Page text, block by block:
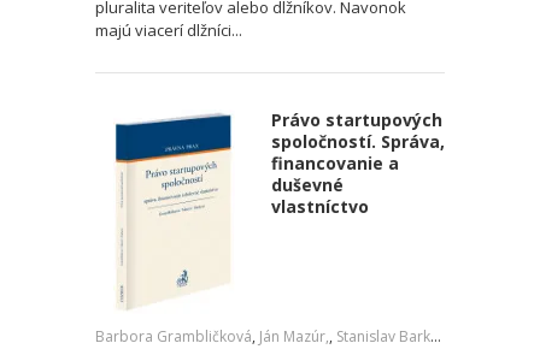
pluralita veriteľov alebo dlžníkov. Navonok
majú viacerí dlžníci...
Právo startupových
spoločností. Správa,
financovanie a
duševné
vlastníctvo
Barbora Grambličková, Ján Mazúr,, Stanislav Barkoci